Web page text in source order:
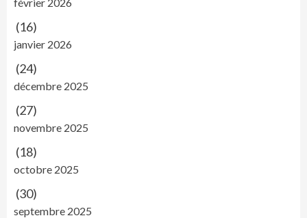
(16)
janvier 2026
(24)
décembre 2025
(27)
novembre 2025
(18)
octobre 2025
(30)
septembre 2025